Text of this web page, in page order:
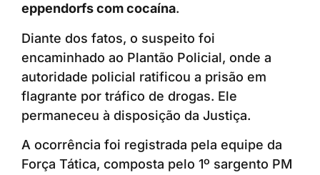
eppendorfs com cocaína.
Diante dos fatos, o suspeito foi
encaminhado ao Plantão Policial, onde a
autoridade policial ratificou a prisão em
flagrante por tráfico de drogas. Ele
permaneceu à disposição da Justiça.
A ocorrência foi registrada pela equipe da
Força Tática, composta pelo 1º sargento PM